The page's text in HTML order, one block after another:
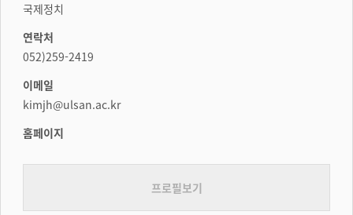
국제정치
연락처
052)259-2419
이메일
kimjh@ulsan.ac.kr
홈페이지
프로필보기